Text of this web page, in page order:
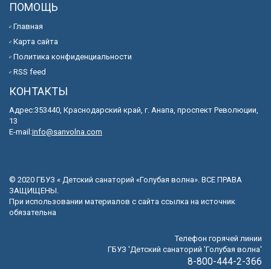
ПОМОЩЬ
Главная
Карта сайта
Политика конфиденциальности
RSS feed
КОНТАКТЫ
Адрес:353440, Краснодарский край, г. Анапа, проспект Революции,
13
E-mail:info@sanvolna.com
© 2020 ГБУЗ « Детский санаторий «Голубая волна». ВСЕ ПРАВА
ЗАЩИЩЕНЫ.
При использовании материалов с сайта ссылка на источник
обязательна
Телефон горячей линии
ГБУЗ 'Детский санаторий 'Голубая волна'
8-800-444-2-366